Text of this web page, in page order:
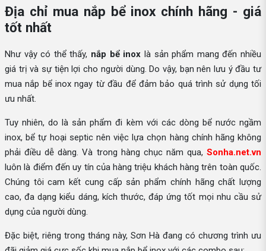
Địa chỉ mua nắp bể inox chính hãng - giá
tốt nhất
Như vậy có thể thấy, nắp bể inox là sản phẩm mang đến nhiều
giá trị và sự tiện lợi cho người dùng. Do vậy, bạn nên lưu ý đầu tư
mua nắp bể inox ngay từ đầu để đảm bảo quá trình sử dụng tối
ưu nhất.
Tuy nhiên, do là sản phẩm đi kèm với các dòng bể nước ngầm
inox, bể tự hoại septic nên việc lựa chọn hàng chính hãng không
phải điều dễ dàng. Và trong hàng chục năm qua, Sonha.net.vn
luôn là điểm đến uy tín của hàng triệu khách hàng trên toàn quốc.
Chúng tôi cam kết cung cấp sản phẩm chính hãng chất lượng
cao, đa dạng kiểu dáng, kích thước, đáp ứng tốt mọi nhu cầu sử
dụng của người dùng.
Đặc biệt, riêng trong tháng này, Sơn Hà đang có chương trình ưu